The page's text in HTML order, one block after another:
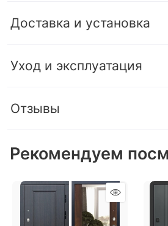
Доставка и установка
Уход и эксплуатация
Отзывы
Рекомендуем